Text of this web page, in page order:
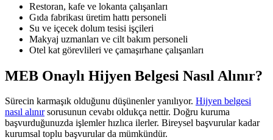
Restoran, kafe ve lokanta çalışanları
Gıda fabrikası üretim hattı personeli
Su ve içecek dolum tesisi işçileri
Makyaj uzmanları ve cilt bakım personeli
Otel kat görevlileri ve çamaşırhane çalışanları
MEB Onaylı Hijyen Belgesi Nasıl Alınır?
Sürecin karmaşık olduğunu düşünenler yanılıyor. Hijyen belgesi
nasıl alınırsorusunun cevabı oldukça nettir. Doğru kuruma
başvurduğunuzda işlemler hızlıca ilerler. Bireysel başvurular kadar
kurumsal toplu başvurular da mümkündür.